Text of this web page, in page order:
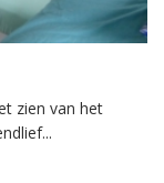
zien van het
...